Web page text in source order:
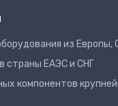
из Европы,
страны ЕАЭС и СНГ
компонентов